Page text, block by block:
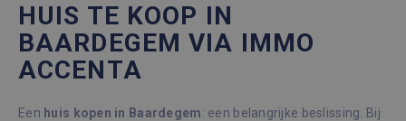
HUIS TE KOOP IN
BAARDEGEM VIA IMMO
ACCENTA
Een huis kopen in Baardegem: een belangrijke beslissing. Bij